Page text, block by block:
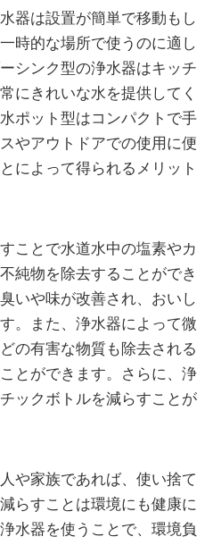
器は設置が簡単で移動もし
時的な場所で使うのに適し
シンク型の浄水器はキッチ
にきれいな水を提供してく
ポット型はコンパクトで手
やアウトドアでの使用に便
によって得られるメリット
ことで水道水中の塩素やカ
純物を除去することができ
いや味が改善され、おいし
。また、浄水器によって微
の有害な物質も除去される
とができます。さらに、浄
ックボトルを減らすことが
や家族であれば、使い捨て
らすことは環境にも健康に
水器を使うことで、環境負